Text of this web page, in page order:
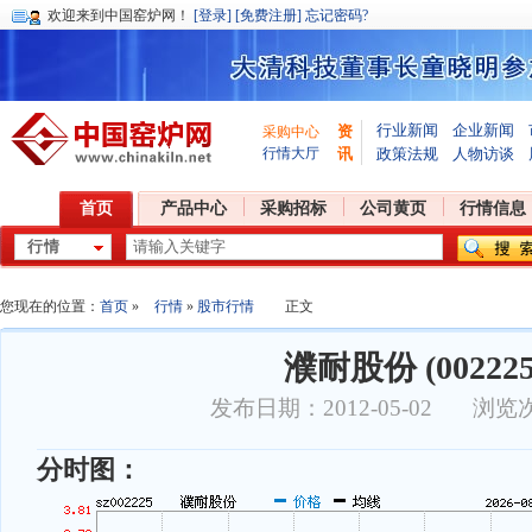
欢迎来到中国窑炉网！ [登录] [免费注册] 忘记密码?
采购中心
行情大厅
资
讯
行业新闻 企业新闻
政策法规
人物访谈
首页 产品中心 采购招标 公司黄页 行情信息
您现在的位置： 首页 » 行情 » 股市行情 正文
濮耐股份
发布日期：2012-05-02 浏览
分时图：